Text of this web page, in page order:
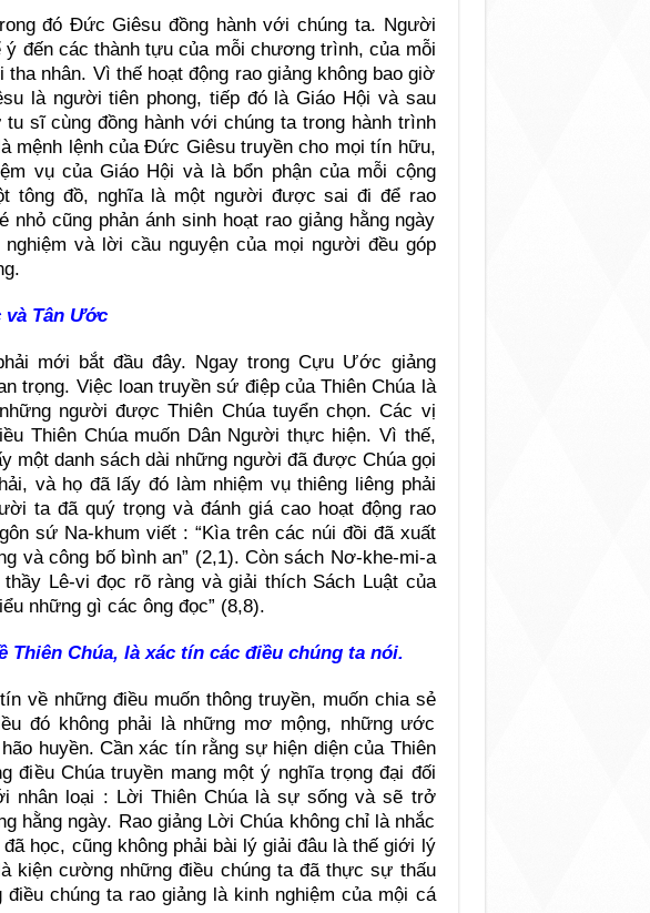
đó Ðức Giêsu đồng hành với chúng ta. Người
ý đến các thành tựu của mỗi chương trình, của mỗi
nhân. Vì thế hoạt động rao giảng không bao giờ
là người tiên phong, tiếp đó là Giáo Hội và sau
sĩ cùng đồng hành với chúng ta trong hành trình
mệnh lệnh của Ðức Giêsu truyền cho mọi tín hữu,
vụ của Giáo Hội và là bổn phận của mỗi cộng
tông đồ, nghĩa là một người được sai đi để rao
nhỏ cũng phản ánh sinh hoạt rao giảng hằng ngày
và lời cầu nguyện của mọi người đều góp
Tân Ước
mới bắt đầu đây. Ngay trong Cựu Ước giảng
trọng. Việc loan truyền sứ điệp của Thiên Chúa là
người được Thiên Chúa tuyển chọn. Các vị
Thiên Chúa muốn Dân Người thực hiện. Vì thế,
một danh sách dài những người đã được Chúa gọi
và họ đã lấy đó làm nhiệm vụ thiêng liêng phải
ta đã quý trọng và đánh giá cao hoạt động rao
sứ Na-khum viết : “Kìa trên các núi đồi đã xuất
và công bố bình an” (2,1). Còn sách Nơ-khe-mi-a
Lê-vi đọc rõ ràng và giải thích Sách Luật của
những gì các ông đọc” (8,8).
Thiên Chúa, là xác tín các điều chúng ta nói.
về những điều muốn thông truyền, muốn chia sẻ
đó không phải là những mơ mộng, những ước
huyền. Cần xác tín rằng sự hiện diện của Thiên
điều Chúa truyền mang một ý nghĩa trọng đại đối
nhân loại : Lời Thiên Chúa là sự sống và sẽ trở
hằng ngày. Rao giảng Lời Chúa không chỉ là nhắc
học, cũng không phải bài lý giải đâu là thế giới lý
kiện cường những điều chúng ta đã thực sự thấu
chúng ta rao giảng là kinh nghiệm của mội cá